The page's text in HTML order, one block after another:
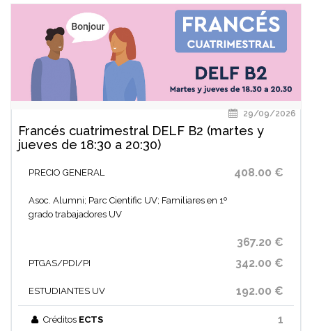
29/09/2026
Francés cuatrimestral DELF B2 (martes y
jueves de 18:30 a 20:30)
PRECIO GENERAL 408.00 €
Asoc. Alumni; Parc Cientific UV; Familiares en 1º
grado trabajadores UV
367.20 €
PTGAS/PDI/PI 342.00 €
ESTUDIANTES UV 192.00 €
Créditos ECTS 1